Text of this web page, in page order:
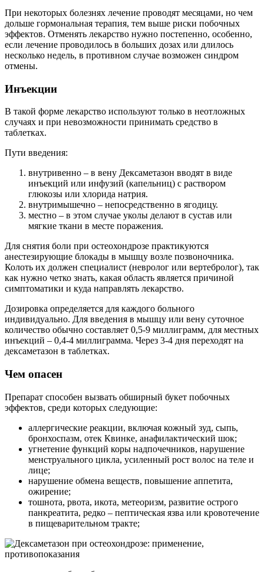
При некоторых болезнях лечение проводят месяцами, но чем
дольше гормональная терапия, тем выше риски побочных
эффектов. Отменять лекарство нужно постепенно, особенно,
если лечение проводилось в больших дозах или длилось
несколько недель, в противном случае возможен синдром
отмены.
Инъекции
В такой форме лекарство используют только в неотложных
случаях и при невозможности принимать средство в
таблетках.
Пути введения:
внутривенно – в вену Дексаметазон вводят в виде
инъекций или инфузий (капельниц) с раствором
глюкозы или хлорида натрия.
внутримышечно – непосредственно в ягодицу.
местно – в этом случае уколы делают в сустав или
мягкие ткани в месте поражения.
Для снятия боли при остеохондрозе практикуются
анестезирующие блокады в мышцу возле позвоночника.
Колоть их должен специалист (невролог или вертебролог), так
как нужно четко знать, какая область является причиной
симптоматики и куда направлять лекарство.
Дозировка определяется для каждого больного
индивидуально. Для введения в мышцу или вену суточное
количество обычно составляет 0,5-9 миллиграмм, для местных
инъекций – 0,4-4 миллиграмма. Через 3-4 дня переходят на
дексаметазон в таблетках.
Чем опасен
Препарат способен вызвать обширный букет побочных
эффектов, среди которых следующие:
аллергические реакции, включая кожный зуд, сыпь,
бронхоспазм, отек Квинке, анафилактический шок;
угнетение функций коры надпочечников, нарушение
менструального цикла, усиленный рост волос на теле и
лице;
нарушение обмена веществ, повышение аппетита,
ожирение;
тошнота, рвота, икота, метеоризм, развитие острого
панкреатита, редко – пептическая язва или кровотечение
в пищеварительном тракте;